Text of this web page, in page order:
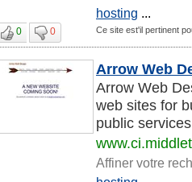
hosting ...
0 0 Ce site est'il pertinent
Arrow Web
Arrow Web
web sites for
public
Affiner votre